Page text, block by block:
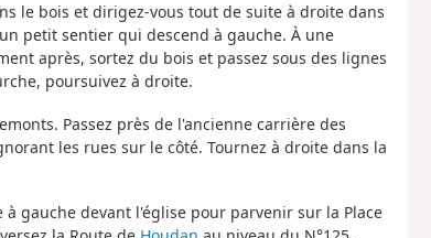
le bois et dirigez-vous tout de suite à droite dans
petit sentier qui descend à gauche. À une
après, sortez du bois et passez sous des lignes
poursuivez à droite.
Passez près de l'ancienne carrière des
les rues sur le côté. Tournez à droite dans la
à gauche devant l'église pour parvenir sur la Place